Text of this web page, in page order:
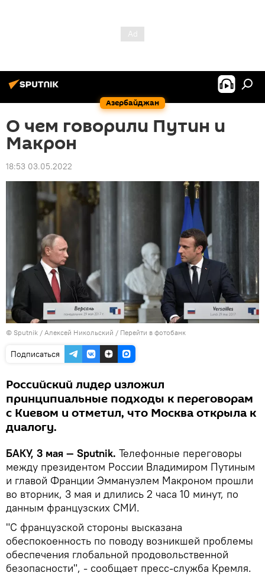
Азербайджан
О чем говорили Путин и
Макрон
18:53 03.05.2022
© Sputnik / Алексей Никольский / Перейти в фотобанк
Подписаться
Российский лидер изложил
принципиальные подходы к переговорам
с Киевом и отметил, что Москва открыла к
диалогу.
БАКУ, 3 мая — Sputnik. Телефонные переговоры
между президентом России Владимиром Путиным
и главой Франции Эммануэлем Макроном прошли
во вторник, 3 мая и длились 2 часа 10 минут, по
данным французских СМИ.
"С французской стороны высказана
обеспокоенность по поводу возникшей проблемы
обеспечения глобальной продовольственной
безопасности", - сообщает пресс-служба Кремля.